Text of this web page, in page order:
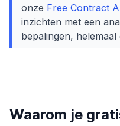
onze Free Contract
inzichten met een
bepalingen, helemaal
Waarom je